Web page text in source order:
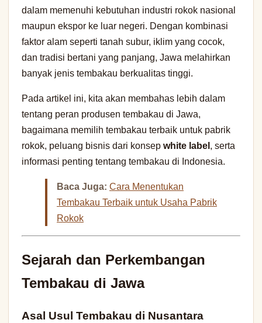
dalam memenuhi kebutuhan industri rokok nasional
maupun ekspor ke luar negeri. Dengan kombinasi
faktor alam seperti tanah subur, iklim yang cocok,
dan tradisi bertani yang panjang, Jawa melahirkan
banyak jenis tembakau berkualitas tinggi.
Pada artikel ini, kita akan membahas lebih dalam
tentang peran produsen tembakau di Jawa,
bagaimana memilih tembakau terbaik untuk pabrik
rokok, peluang bisnis dari konsep white label , serta
informasi penting tentang tembakau di Indonesia.
Baca Juga: Cara Menentukan
Tembakau Terbaik untuk Usaha Pabrik
Rokok
Sejarah dan Perkembangan
Tembakau di Jawa
Asal Usul Tembakau di Nusantara